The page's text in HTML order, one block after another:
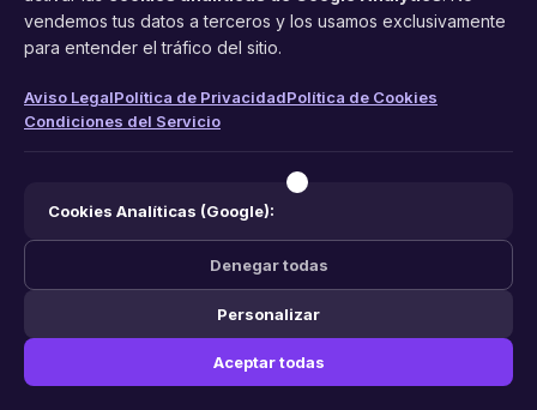
Gestión profesional de agenda con IA para tu negocio.
Funciones
Aviso Legal
© 2026 FacilCita — Un servicio dePC64 Servicios Informaticos.
Hecho con ❤️ en España.
vendemos tus datos a terceros y los usamos exclusivamente
para entender el tráfico del sitio.
Aviso LegalPolítica de PrivacidadPolítica de Cookies
Condiciones del Servicio
Cookies Analíticas (Google):
Denegar todas
Personalizar
Aceptar todas